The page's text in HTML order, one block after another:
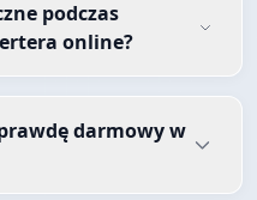
podczas
online?
darmowy w